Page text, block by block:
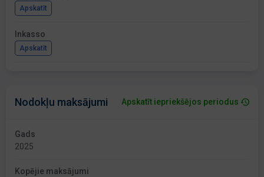
Apskatīt
Inkasso
Apskatīt
Nodokļu maksājumi Apskatīt iepriekšējos periodus
Gads
2025
Kopējie maksājumi